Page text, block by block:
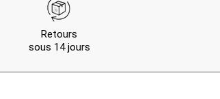
Retours
sous 14 jours